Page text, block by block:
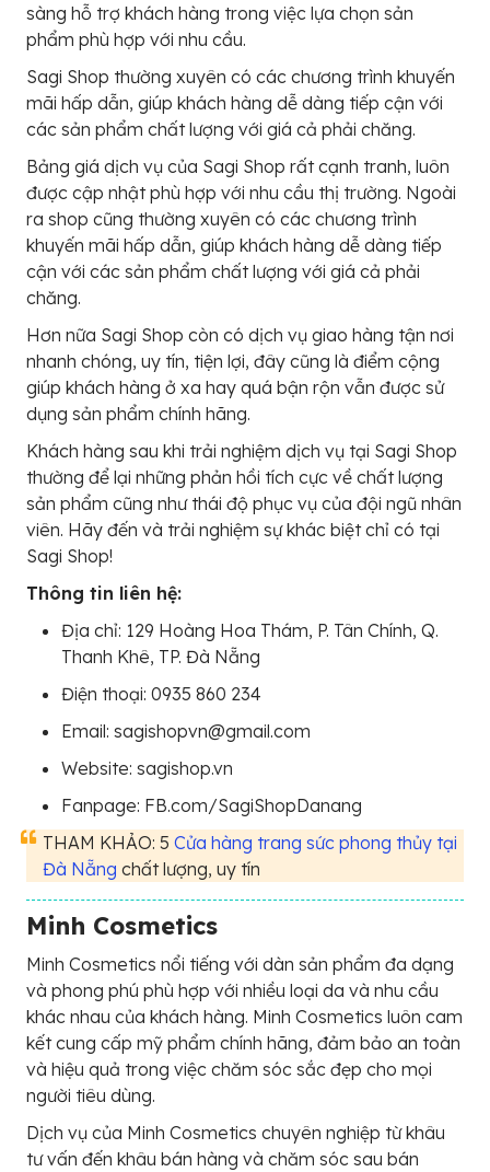
sàng hỗ trợ khách hàng trong việc lựa chọn sản
phẩm phù hợp với nhu cầu.
Sagi Shop thường xuyên có các chương trình khuyến
mãi hấp dẫn, giúp khách hàng dễ dàng tiếp cận với
các sản phẩm chất lượng với giá cả phải chăng.
Bảng giá dịch vụ của Sagi Shop rất cạnh tranh, luôn
được cập nhật phù hợp với nhu cầu thị trường. Ngoài
ra shop cũng thường xuyên có các chương trình
khuyến mãi hấp dẫn, giúp khách hàng dễ dàng tiếp
cận với các sản phẩm chất lượng với giá cả phải
chăng.
Hơn nữa Sagi Shop còn có dịch vụ giao hàng tận nơi
nhanh chóng, uy tín, tiện lợi, đây cũng là điểm cộng
giúp khách hàng ở xa hay quá bận rộn vẫn được sử
dụng sản phẩm chính hãng.
Khách hàng sau khi trải nghiệm dịch vụ tại Sagi Shop
thường để lại những phản hồi tích cực về chất lượng
sản phẩm cũng như thái độ phục vụ của đội ngũ nhân
viên. Hãy đến và trải nghiệm sự khác biệt chỉ có tại
Sagi Shop!
Thông tin liên hệ:
Địa chỉ: 129 Hoàng Hoa Thám, P. Tân Chính, Q.
Thanh Khê, TP. Đà Nẵng
Điện thoại: 0935 860 234
Email: sagishopvn@gmail.com
Website: sagishop.vn
Fanpage: FB.com/SagiShopDanang
THAM KHẢO: 5 Cửa hàng trang sức phong thủy tại
Đà Nẵng chất lượng, uy tín
Minh Cosmetics
Minh Cosmetics nổi tiếng với dàn sản phẩm đa dạng
và phong phú phù hợp với nhiều loại da và nhu cầu
khác nhau của khách hàng. Minh Cosmetics luôn cam
kết cung cấp mỹ phẩm chính hãng, đảm bảo an toàn
và hiệu quả trong việc chăm sóc sắc đẹp cho mọi
người tiêu dùng.
Dịch vụ của Minh Cosmetics chuyên nghiệp từ khâu
tư vấn đến khâu bán hàng và chăm sóc sau bán